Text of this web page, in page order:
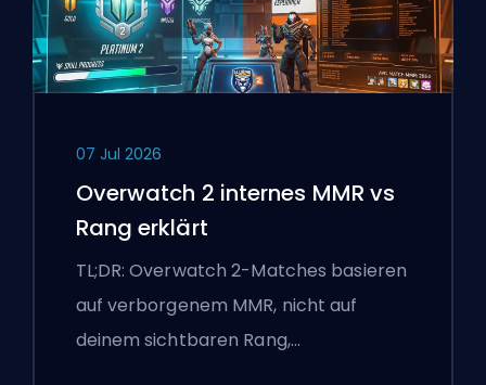
07 Jul 2026
Overwatch 2 internes MMR vs
Rang erklärt
TL;DR: Overwatch 2-Matches basieren
auf verborgenem MMR, nicht auf
deinem sichtbaren Rang,…